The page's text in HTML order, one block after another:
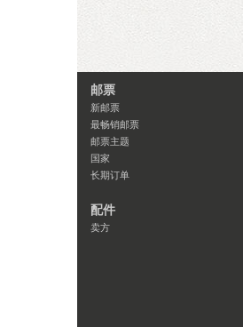
邮票
新邮票
最畅销邮票
邮票主题
国家
长期订单
配件
卖方